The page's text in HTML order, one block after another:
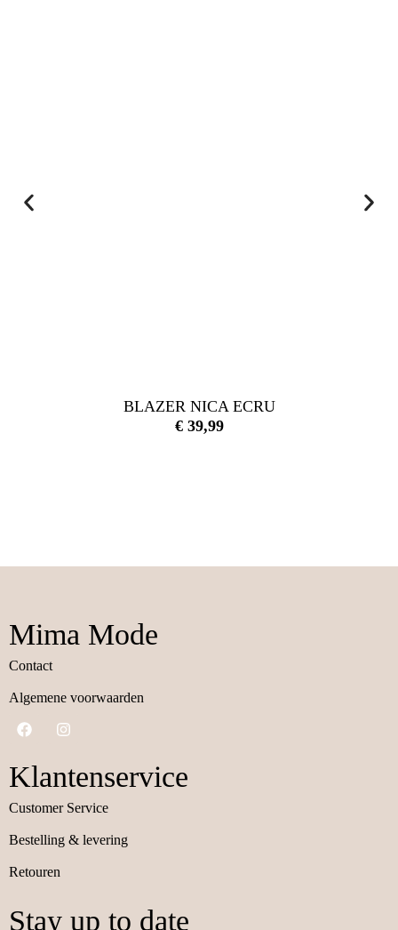
BLAZER NICA ECRU
€39,99
Mima Mode
Contact
Algemene voorwaarden
Klantenservice
Customer Service
Bestelling & levering
Retouren
Stay up to date